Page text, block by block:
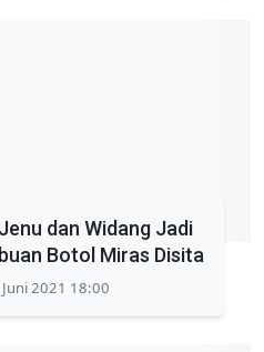
dan Widang Jadi
Botol Miras Disita
2021 18:00